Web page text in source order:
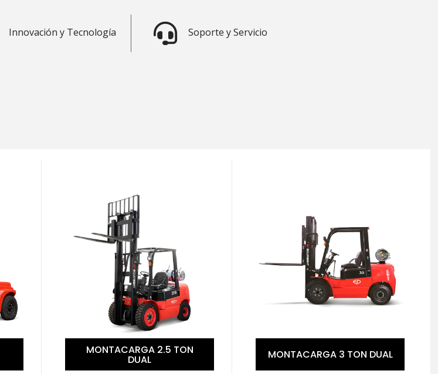
Innovación y Tecnología Soporte y Servicio
MONTACARGA 3 TON DUAL MONTACARGA 2.5 TON
ELÉCTRICO